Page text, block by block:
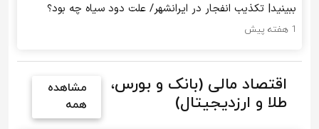
ببینید| تکذیب ‌انفجار در ایرانشهر/ ️علت دود سیاه چه بود؟
1 هفته پیش
اقتصاد مالی (بانک و بورس،
طلا و ارزدیجیتال)
مشاهده
همه